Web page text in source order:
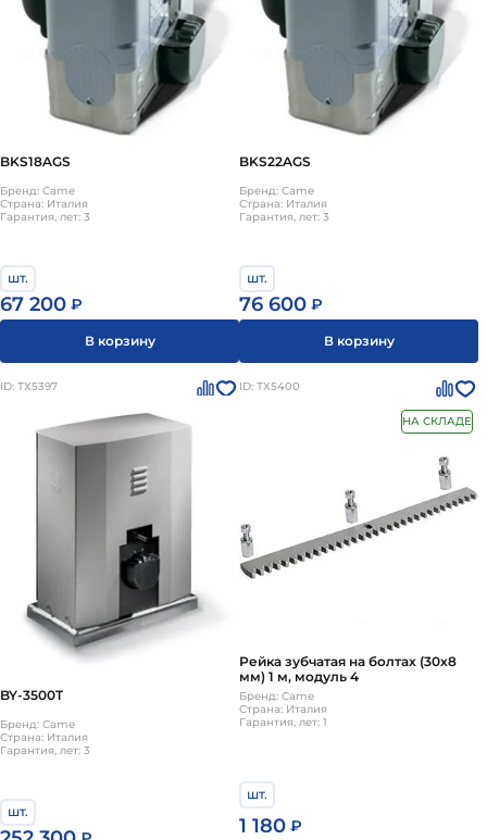
BKS18AGS
Бренд: Came
Страна: Италия
Гарантия, лет: 3
шт.
67 200 ₽
В корзину
BKS22AGS
Бренд: Came
Страна: Италия
Гарантия, лет: 3
шт.
76 600 ₽
В корзину
ID: ТХ5397
BY-3500T
Бренд: Came
Страна: Италия
Гарантия, лет: 3
шт.
ID: ТХ5400
НА СКЛАДЕ
Рейка зубчатая на болтах (30х8
мм) 1 м, модуль 4
Бренд: Came
Страна: Италия
Гарантия, лет: 1
шт.
1 180 ₽